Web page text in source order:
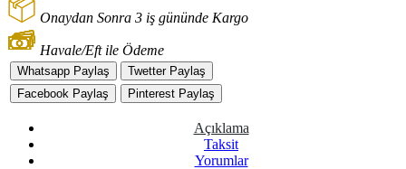
Onaydan Sonra 3 iş gününde Kargo
Havale/Eft ile Ödeme
Whatsapp Paylaş
Twetter Paylaş
Facebook Paylaş
Pinterest Paylaş
Açıklama
Taksit
Yorumlar